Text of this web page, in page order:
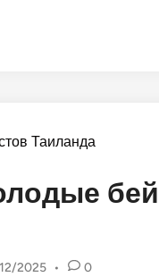
Таиланда
2025 • 0